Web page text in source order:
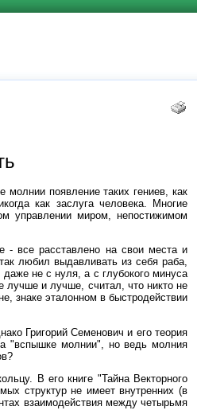
появление таких гениев, как
как заслуга человека. Многие
управлении миром, непостижимом
- все расставлено на свои места и
любил выдавливать из себя раба,
не с нуля, а с глубокого минуса
лучше и лучше, считал, что никто не
знаке эталонном в быстродействии
Григорий Семенович и его теория
"вспышке молнии", но ведь молния
В его книге "Тайна Векторного
структур не имеет внутренних (в
взаимодействия между четырьмя